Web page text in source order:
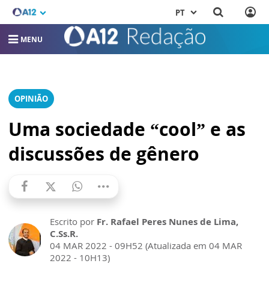
PT
MENU
OPINIÃO
Uma sociedade “cool” e as
discussões de gênero
Escrito por Fr. Rafael Peres Nunes de Lima,
C.Ss.R.
04 MAR 2022 - 09H52 (Atualizada em 04 MAR
2022 - 10H13)